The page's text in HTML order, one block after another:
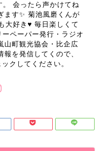
会ったら声かけてね
す✨ 菊池風磨くんが
大好き♥ 毎日楽しくて
ーペーパー発行・ラジオ
山町観光協会・比企広
を発信してくので、
クしてください。